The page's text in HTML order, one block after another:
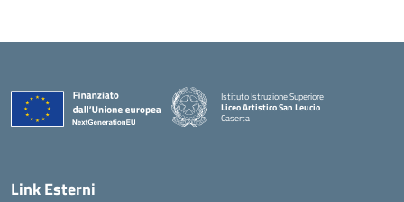
Istituto Istruzione Superiore
Liceo Artistico San Leucio
Caserta
Link Esterni